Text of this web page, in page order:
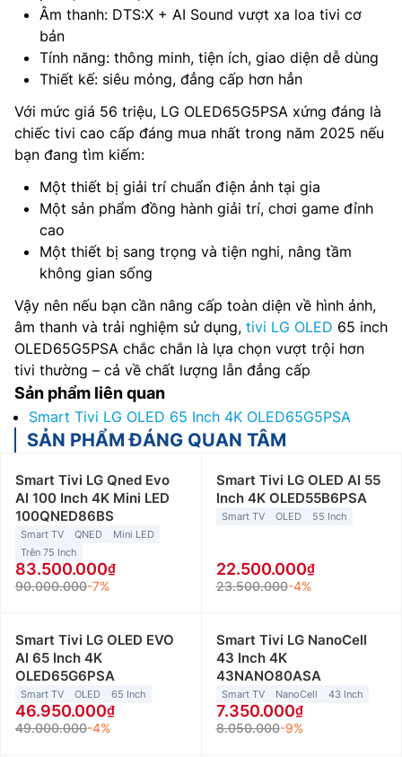
Âm thanh: DTS:X + AI Sound vượt xa loa tivi cơ
bản
Tính năng: thông minh, tiện ích, giao diện dễ dùng
Thiết kế: siêu mỏng, đẳng cấp hơn hẳn
Với mức giá 56 triệu, LG OLED65G5PSA xứng đáng là
chiếc tivi cao cấp đáng mua nhất trong năm 2025 nếu
bạn đang tìm kiếm:
Một thiết bị giải trí chuẩn điện ảnh tại gia
Một sản phẩm đồng hành giải trí, chơi game đỉnh
cao
Một thiết bị sang trọng và tiện nghi, nâng tầm
không gian sống
Vậy nên nếu bạn cần nâng cấp toàn diện về hình ảnh,
âm thanh và trải nghiệm sử dụng, tivi LG OLED 65 inch
OLED65G5PSA chắc chắn là lựa chọn vượt trội hơn
tivi thường – cả về chất lượng lẫn đẳng cấp
Sản phẩm liên quan
Smart Tivi LG OLED 65 Inch 4K OLED65G5PSA
SẢN PHẨM ĐÁNG QUAN TÂM
Smart Tivi LG Qned Evo
AI 100 Inch 4K Mini LED
100QNED86BS
Smart TV QNED
Mini LED
Trên 75 Inch
83.500.000
90.000.000-7%
Smart Tivi LG OLED AI 55
Inch 4K OLED55B6PSA
Smart TV OLED 55 Inch
22.500.000
23.500.000-4%
Smart Tivi LG OLED EVO
AI 65 Inch 4K
OLED65G6PSA
Smart TV OLED 65 Inch
46.950.000
49.000.000-4%
Smart Tivi LG NanoCell
43 Inch 4K
43NANO80ASA
Smart TV NanoCell 43 Inch
7.350.000
8.050.000-9%